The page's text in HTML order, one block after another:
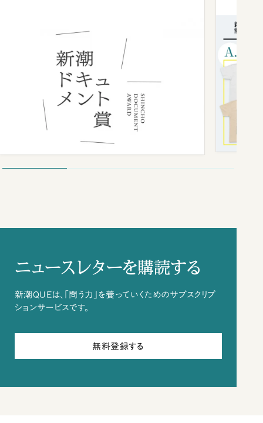
ニュースレターを購読する
新潮QUEは、「問う力」を養っていくためのサブスクリプ
ションサービスです。
無料登録する